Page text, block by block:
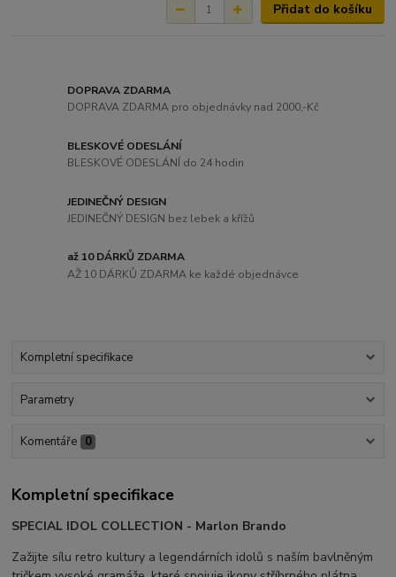
Přidat do košíku
DOPRAVA ZDARMA
DOPRAVA ZDARMA pro objednávky nad 2000,-Kč
BLESKOVÉ ODESLÁNÍ
BLESKOVÉ ODESLÁNÍ do 24 hodin
JEDINEČNÝ DESIGN
JEDINEČNÝ DESIGN bez lebek a křížů
až 10 DÁRKŮ ZDARMA
AŽ 10 DÁRKŮ ZDARMA ke každé objednávce
Kompletní specifikace
Parametry
Komentáře 0
Kompletní specifikace
SPECIAL IDOL COLLECTION - Marlon Brando
Zažijte sílu retro kultury a legendárních idolů s naším bavlněným